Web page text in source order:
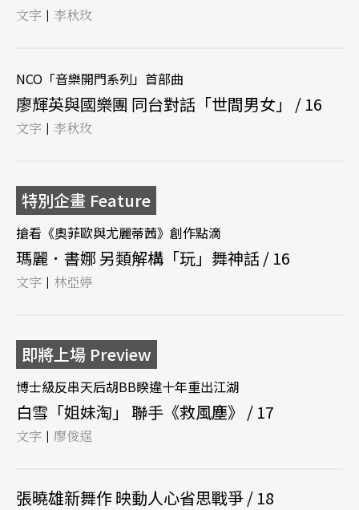
文字 | 李秋玫
NCO「音樂開門系列」首部曲
廖輝英與國樂團 同台對話「世間男女」 / 16
文字 | 李秋玫
特別企畫 Feature
搶看《奧菲歐與尤麗蒂茜》創作點滴
瑪麗．書娜 另類解構「玩」舞神話 / 16
文字 | 林亞婷
即將上場 Preview
博士級反串天后胡BB睽違十年重出江湖
白雪「姐妹淘」 聯手《救風塵》 / 17
文字 | 廖俊逞
張曉雄新舞作 映動人心省思戰爭 / 18